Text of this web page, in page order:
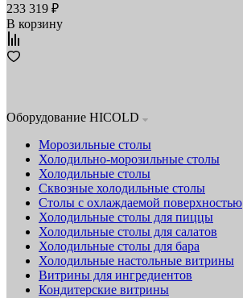
233 319 ₽
В корзину
Оборудование HICOLD
Морозильные столы
Холодильно-морозильные столы
Холодильные столы
Сквозные холодильные столы
Столы с охлаждаемой поверхностью
Холодильные столы для пиццы
Холодильные столы для салатов
Холодильные столы для бара
Холодильные настольные витрины
Витрины для ингредиентов
Кондитерские витрины